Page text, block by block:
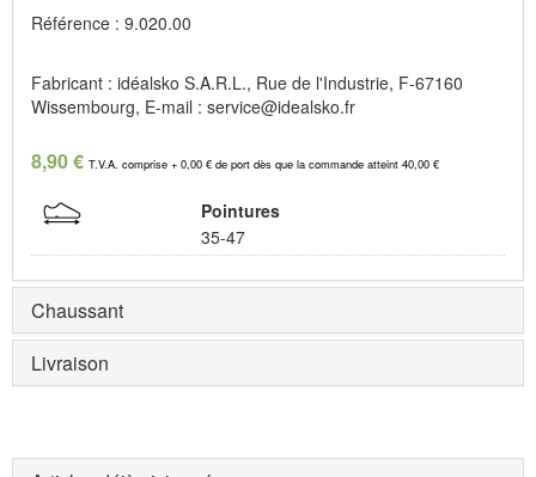
Référence : 9.020.00
Fabricant : idéalsko S.A.R.L., Rue de l'Industrie, F-67160
Wissembourg, E-mail : service@idealsko.fr
8,90 € T.V.A. comprise + 0,00 € de port dès que la commande atteint 40,00 €
Pointures
35-47
Chaussant
Livraison